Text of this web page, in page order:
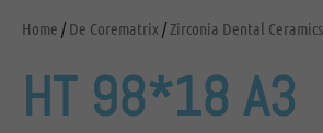
Home /De Corematrix /Zirconia Dental Ceramics
HT 98*18 A3